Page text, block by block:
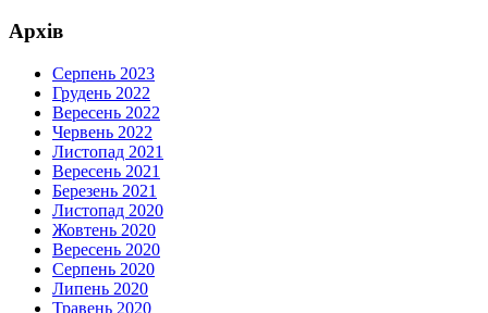
Архів
Серпень 2023
Грудень 2022
Вересень 2022
Червень 2022
Листопад 2021
Вересень 2021
Березень 2021
Листопад 2020
Жовтень 2020
Вересень 2020
Серпень 2020
Липень 2020
Травень 2020